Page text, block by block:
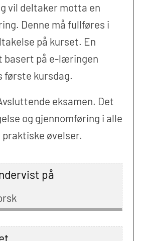
vil deltaker motta en
Denne må fullføres i
på kurset. En
basert på e-læringen
første kursdag.
eksamen. Det
og gjennomføring i alle
øvelser.
på